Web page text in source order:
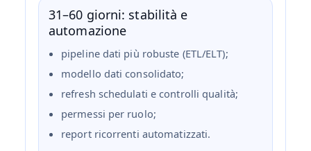
31–60 giorni: stabilità e
automazione
pipeline dati più robuste (ETL/ELT);
modello dati consolidato;
refresh schedulati e controlli qualità;
permessi per ruolo;
report ricorrenti automatizzati.